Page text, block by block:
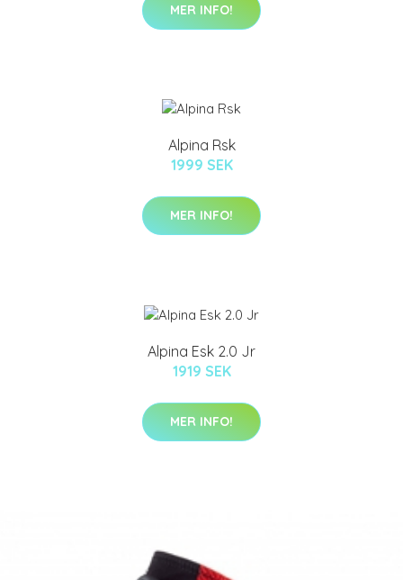
MER INFO!
Alpina Rsk
1999 SEK
MER INFO!
Alpina Esk 2.0 Jr
1919 SEK
MER INFO!